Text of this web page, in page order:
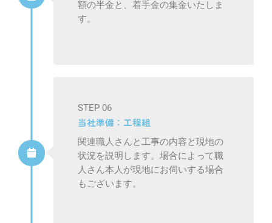
額の半金と、着手金の集金いたしま
す。
STEP 06
当社準備：工程組
関連職人さんと工事の内容と現地の
状況を説明します。場合によって職
人さん本人が現地にお伺いする場合
もございます。